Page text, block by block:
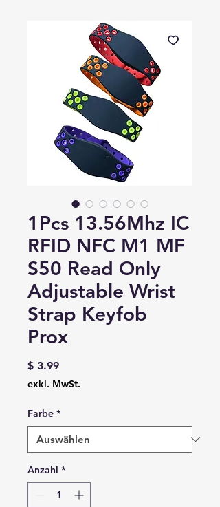
1Pcs 13.56Mhz IC
RFID NFC M1 MF
S50 Read Only
Adjustable Wrist
Strap Keyfob
Prox
$ 3.99Preis
exkl. MwSt.
Farbe *
Anzahl *